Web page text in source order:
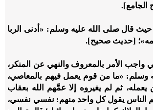
الجامع].
قال صلى الله عليه وسلم: «أدنى الربا
[حديث صحيح].
واجب الأمر بالمعروف والنهي عن المنكر،
وسلم: «ما من قوم يعمل فيهم بالمعاصي،
ثم لم يغيروه إلا عمَّهم الله بعقاب
الناس يقول كل واحد منهم: نفسي نفسي،